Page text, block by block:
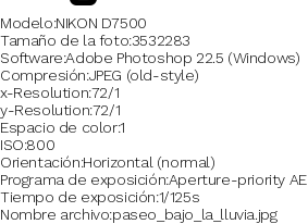
Modelo NIKON D7500
Tamaño de la foto3532283
Software Adobe Photoshop 22.5 (Windows)
Compresión JPEG (old-style)
x-Resolution72/1
y-Resolution72/1
Espacio de color1
ISO 800
Orientación Horizontal (normal)
Programa de exposiciónAperture-priority AE
Tiempo de exposición 1/125s
Nombre archivo paseo_bajo_la_lluvia.jpg